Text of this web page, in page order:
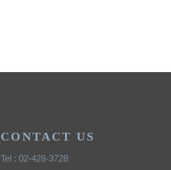
CONTACT US
Tel : 02-428-3728